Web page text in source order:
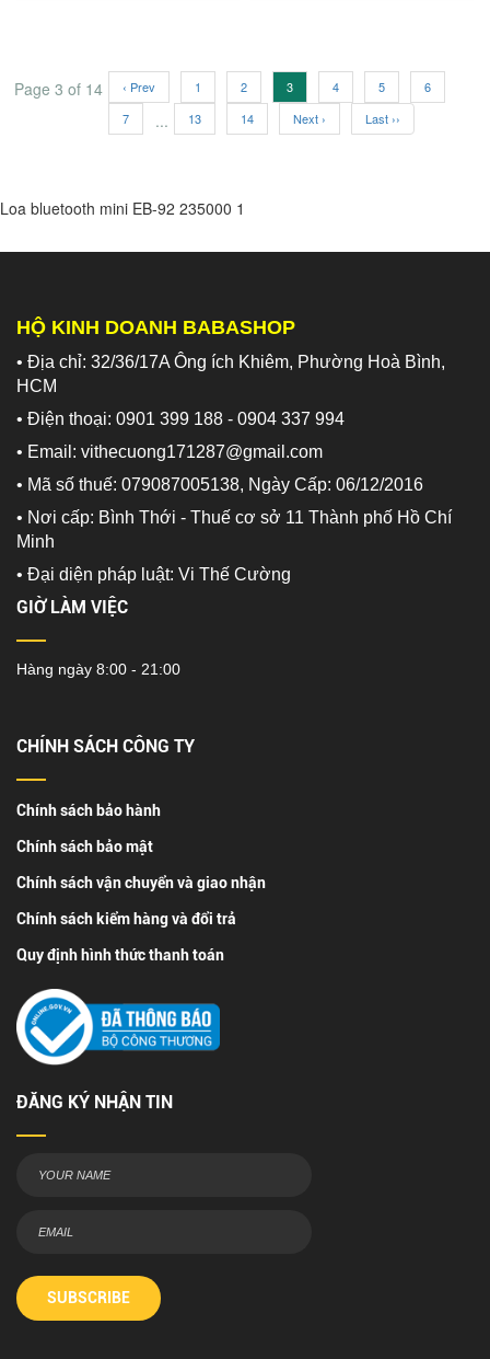
Page 3 of 14 ‹ Prev 1 2 3 4 5
6
7
... 13 14 Next › Last ››
Loa bluetooth mini EB-92 235000 1
HỘ KINH DOANH BABASHOP
• Địa chỉ: 32/36/17A Ông ích Khiêm, Phường Hoà Bình,
HCM
• Điện thoại: 0901 399 188 - 0904 337 994
• Email: vithecuong171287@gmail.com
• Mã số thuế: 079087005138, Ngày Cấp: 06/12/2016
• Nơi cấp: Bình Thới - Thuế cơ sở 11 Thành phố Hồ Chí
Minh
• Đại diện pháp luật: Vi Thế Cường
GIỜ LÀM VIỆC
Hàng ngày 8:00 - 21:00
CHÍNH SÁCH CÔNG TY
Chính sách bảo hành
Chính sách bảo mật
Chính sách vận chuyển và giao nhận
Chính sách kiểm hàng và đổi trả
Quy định hình thức thanh toán
ĐĂNG KÝ NHẬN TIN
SUBSCRIBE